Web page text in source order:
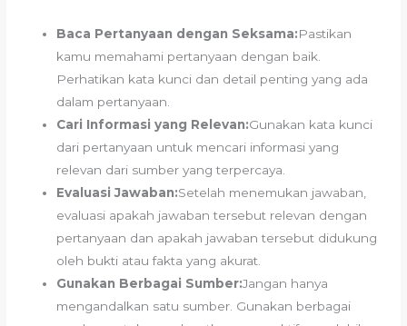
Baca Pertanyaan dengan Seksama:Pastikan
kamu memahami pertanyaan dengan baik.
Perhatikan kata kunci dan detail penting yang ada
dalam pertanyaan.
Cari Informasi yang Relevan:Gunakan kata kunci
dari pertanyaan untuk mencari informasi yang
relevan dari sumber yang terpercaya.
Evaluasi Jawaban:Setelah menemukan jawaban,
evaluasi apakah jawaban tersebut relevan dengan
pertanyaan dan apakah jawaban tersebut didukung
oleh bukti atau fakta yang akurat.
Gunakan Berbagai Sumber:Jangan hanya
mengandalkan satu sumber. Gunakan berbagai